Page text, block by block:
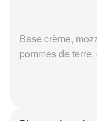
Base crème,
pommes de terre,